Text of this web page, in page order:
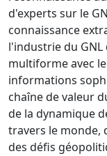
d'experts sur le
connaissance
l'industrie du
multiforme avec
informations
chaîne de valeur
de la dynamique
travers le monde,
des défis